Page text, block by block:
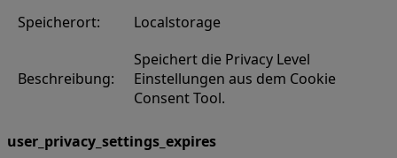
Speicherort:
Localstorage
Beschreibung:
Speichert die Privacy Level
Einstellungen aus dem Cookie
Consent Tool.
user_privacy_settings_expires